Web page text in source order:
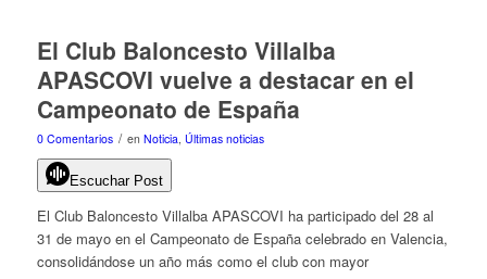
El Club Baloncesto Villalba
APASCOVI vuelve a destacar en el
Campeonato de España
0 Comentarios / en Noticia Últimas noticias
Escuchar Post
El Club Baloncesto Villalba APASCOVI ha participado del 28 al
31 de mayo en el Campeonato de España celebrado en Valencia,
consolidándose un año más como el club con mayor